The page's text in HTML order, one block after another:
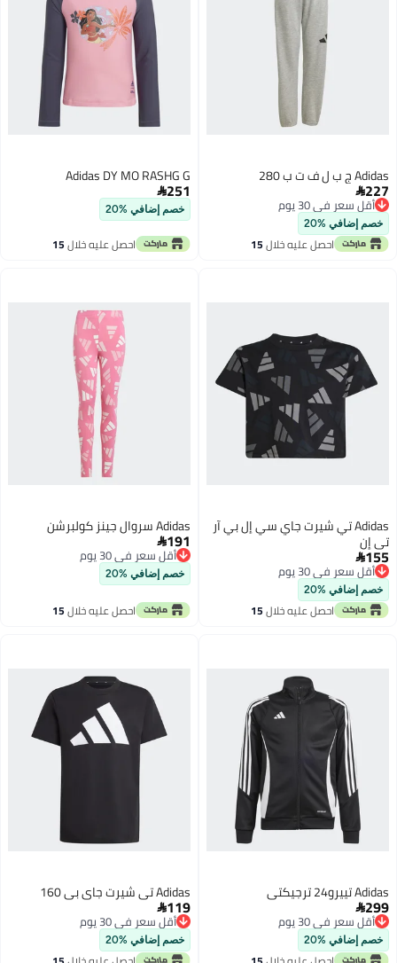
Adidas ج ب ل ف ت ب 280
227
أقل سعر في 30 يوم
أقل سعر في 30 يوم
خصم إضافي %20
احصل عليه خلال15
Adidas DY MO RASHG G
251
خصم إضافي %20
احصل عليه خلال15
Adidas تي شيرت جاي سي إل بي آر
تي إن
155
أقل سعر في 30 يوم
أقل سعر في 30 يوم
خصم إضافي %20
احصل عليه خلال15
Adidas سروال جينز كولبرشن
191
أقل سعر في 30 يوم
أقل سعر في 30 يوم
خصم إضافي %20
احصل عليه خلال15
Adidas تييرو24 ترجيكتى
299
أقل سعر في 30 يوم
أقل سعر في 30 يوم
خصم إضافي %20
Adidas تي شيرت جاي بي 160
119
أقل سعر في 30 يوم
أقل سعر في 30 يوم
خصم إضافي %20